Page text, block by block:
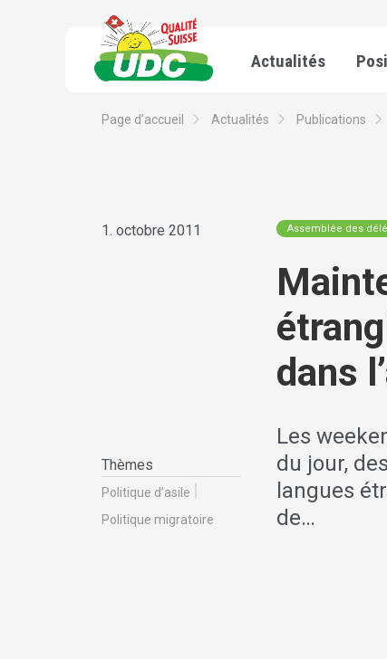
Actualités
Page d’accueil Actualités Publications
1. octobre 2011
Thèmes
Politique d’asile
Politique migratoire
Assemblée des
dans
Les
du jour,
langues
de…